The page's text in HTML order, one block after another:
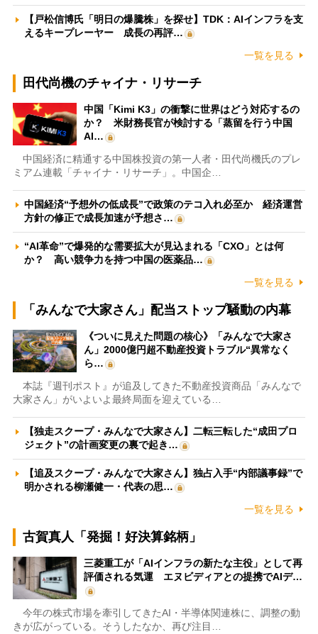
【戸松信博氏「明日の爆騰株」を探せ】TDK：AIインフラを支
えるキープレーヤー 成長の再評…
一覧を見る
田代尚機のチャイナ・リサーチ
中国「Kimi K3」の衝撃に世界はどう対応するの
か？ 米財務長官が検討する「蒸留を行う中国
AI…
中国経済に精通する中国株投資の第一人者・田代尚機氏のプレ
ミアム連載「チャイナ・リサーチ」。中国企…
中国経済“予想外の低成長”で政策のテコ入れ必至か 経済運営
方針の修正で成長加速が予想さ…
“AI革命”で爆発的な需要拡大が見込まれる「CXO」とは何
か？ 高い競争力を持つ中国の医薬品…
一覧を見る
「みんなで大家さん」配当ストップ騒動の内幕
《ついに見えた問題の核心》「みんなで大家さ
ん」2000億円超不動産投資トラブル“異常なく
ら…
本誌『週刊ポスト』が追及してきた不動産投資商品「みんなで
大家さん」がいよいよ最終局面を迎えている…
【独走スクープ・みんなで大家さん】二転三転した“成田プロ
ジェクト”の計画変更の裏で起き…
【追及スクープ・みんなで大家さん】独占入手“内部議事録”で
明かされる柳瀬健一・代表の思…
一覧を見る
古賀真人「発掘！好決算銘柄」
三菱重工が「AIインフラの新たな主役」として再
評価される気運 エヌビディアとの提携でAIデ…
今年の株式市場を牽引してきたAI・半導体関連株に、調整の動
きが広がっている。そうしたなか、再び注目…